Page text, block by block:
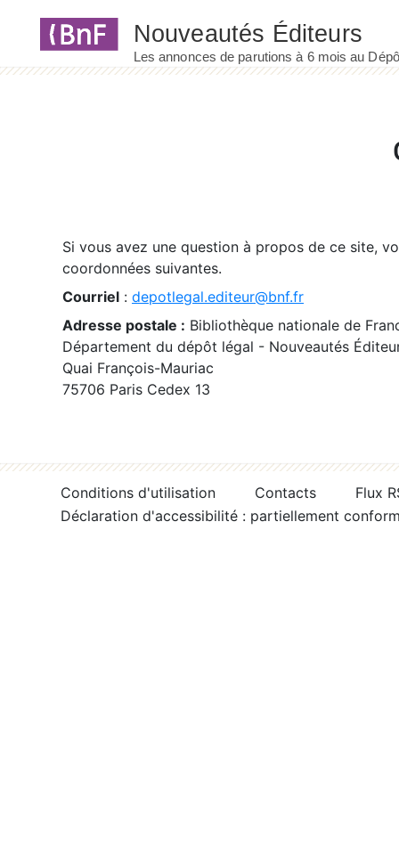
Si vous avez une question à propos de ce site,
coordonnées suivantes.
Courriel : depotlegal.editeur@bnf.fr
Adresse postale : Bibliothèque nationale de
Département du dépôt légal - Nouveautés
Quai François-Mauriac
75706 Paris Cedex 13
Conditions d'utilisation Contacts
Flux
Déclaration d'accessibilité : partiellement